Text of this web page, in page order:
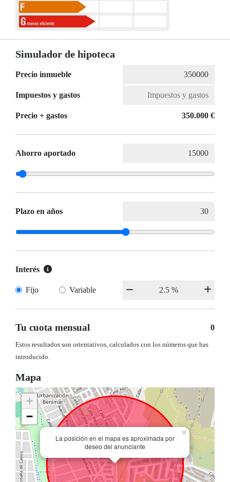
Simulador de hipoteca
Precio inmueble
Impuestos y gastos
Precio + gastos 350.000 €
Ahorro aportado
Plazo en años
Interés
Fijo Variable
Tu cuota mensual 0
Estos resultados son orientativos, calculados con los números que has
introducido.
Mapa
La posición en el mapa es aproximada por
deseo del anunciante
×
+
−